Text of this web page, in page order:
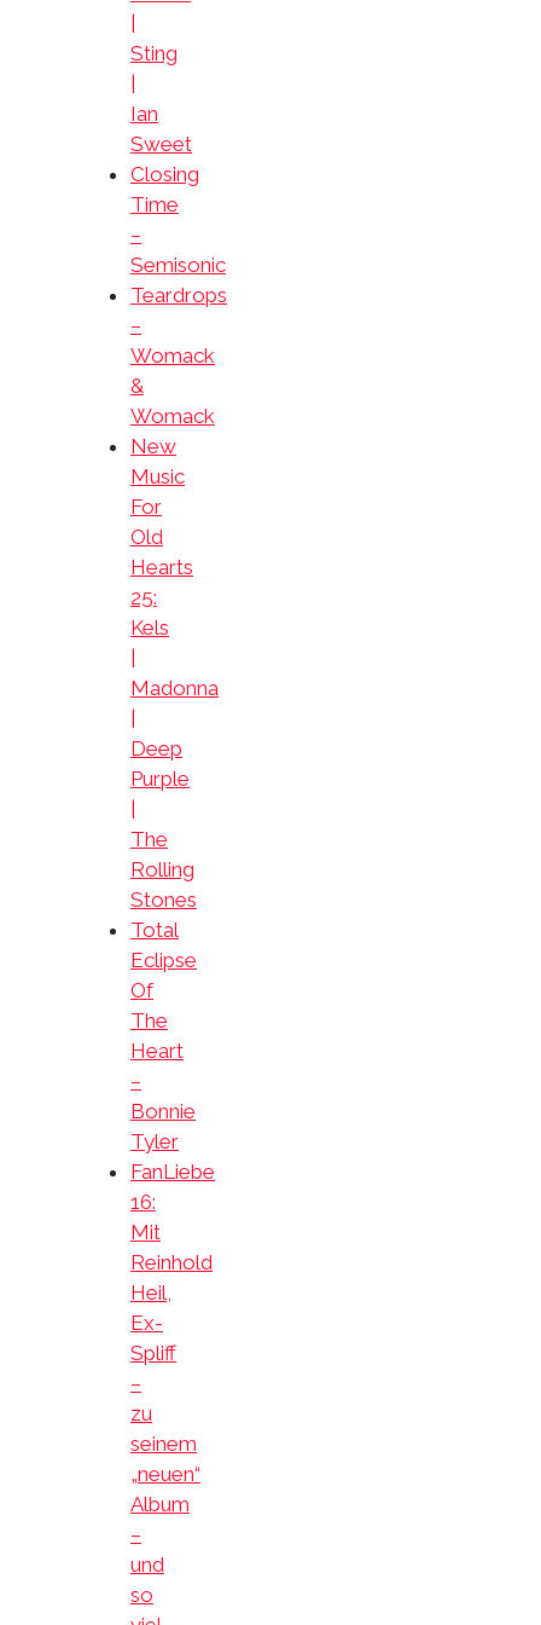
Sting
Ian
Sweet
Closing
Time
–
Semisonic
Teardrops
–
Womack
&
Womack
New
Music
For
Old
Hearts
25:
Kels
Madonna
Deep
Purple
The
Rolling
Stones
Total
Eclipse
Of
The
Heart
–
Bonnie
Tyler
FanLiebe
16:
Mit
Reinhold
Heil,
Ex-
Spliff
–
zu
seinem
„neuen“
Album
–
und
so